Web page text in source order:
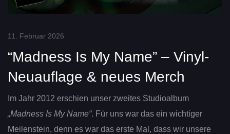
11. Februar 2026
“Madness Is My Name” – Vinyl-
Neuauflage & neues Merch
Im Jahr 2012 erschien unser zweites Studioalbum
„Madness Is My Name“. Für uns war das ein wichtiger
Meilenstein, denn es war das erste Mal, dass wir unsere